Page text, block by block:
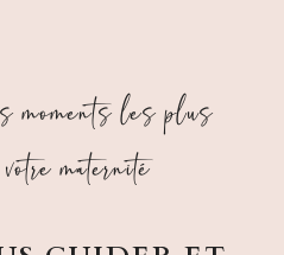
les plus
maternité